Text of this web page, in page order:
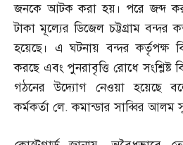
জনকে আটক করা হয়। পরে জব্দ
টাকা মূল্যের ডিজেল চট্টগ্রাম বন্দর
হয়েছে। এ ঘটনায় বন্দর কর্তৃপক্ষ
করছে এবং পুনরাবৃত্তি রোধে সংশ্লিষ্ট
গঠনের উদ্যোগ নেওয়া হয়েছে
কর্মকর্তা লে.কমান্ডার সাব্বির আলম